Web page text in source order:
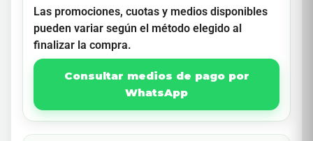
Las promociones, cuotas y medios disponibles
pueden variar según el método elegido al
finalizar la compra.
Consultar medios de pago por
WhatsApp